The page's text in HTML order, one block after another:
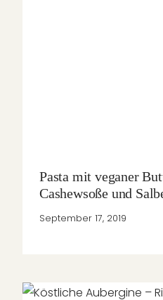
Pasta mit veganer
Cashewsoße und
September 17, 2019